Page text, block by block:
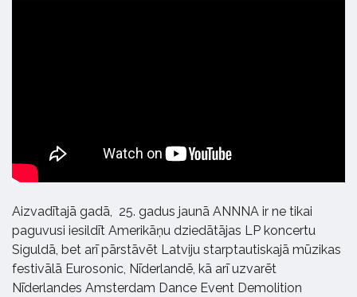
Aizvadītajā gadā, 25. gadus jaunā ANNNA ir ne tikai
paguvusi iesildīt Amerikāņu dziedātājas LP koncertu
Siguldā, bet arī pārstāvēt Latviju starptautiskajā mūzikas
festivālā Eurosonic, Nīderlandē, kā arī uzvarēt
Nīderlandes Amsterdam Dance Event Demolition